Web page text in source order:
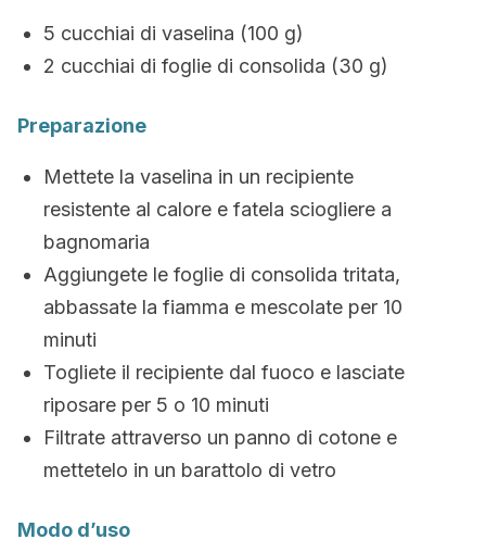
5 cucchiai di vaselina (100 g)
2 cucchiai di foglie di consolida (30 g)
Preparazione
Mettete la vaselina in un recipiente
resistente al calore e fatela sciogliere a
bagnomaria
Aggiungete le foglie di consolida tritata,
abbassate la fiamma e mescolate per 10
minuti
Togliete il recipiente dal fuoco e lasciate
riposare per 5 o 10 minuti
Filtrate attraverso un panno di cotone e
mettetelo in un barattolo di vetro
Modo d’uso